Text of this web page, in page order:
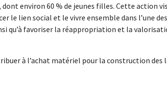
environ 60 % de jeunes filles. Cette action
le lien social et le vivre ensemble dans l’une
qu’à favoriser la réappropriation et la
à l’achat matériel pour la construction